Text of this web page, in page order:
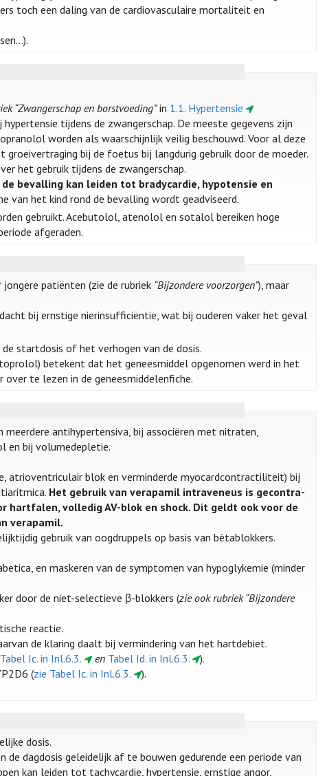
toch een daling van de cardiovasculaire mortaliteit en
“Zwangerschap en borstvoeding”in 1.1. Hypertensie
tijdens de zwangerschap. De meeste gegevens zijn
worden als waarschijnlijk veilig beschouwd. Voor al deze
bij de foetus bij langdurig gebruik door de moeder.
het gebruik tijdens de zwangerschap.
bevalling kan leiden tot bradycardie, hypotensie en
van het kind rond de bevalling wordt geadviseerd.
gebruikt. Acebutolol, atenolol en sotalol bereiken hoge
afgeraden.
patiënten (zie de rubriek “Bijzondere voorzorgen”), maar
bij ernstige nierinsufficiëntie, wat bij ouderen vaker het geval
startdosis of het verhogen van de dosis.
betekent dat het geneesmiddel opgenomen werd in het
te lezen in de geneesmiddelenfiche.
antihypertensiva, bij associëren met nitraten,
en bij volumedepletie.
atrioventriculair blok en verminderde myocardcontractiliteit) bij
Het gebruik van verapamil intraveneus is gecontra-
volledig AV-blok en shock. Dit geldt ook voor de
verapamil.
gebruik van oogdruppels op basis van bètablokkers.
en maskeren van de symptomen van hypoglykemie (minder
door de niet-selectieve β-blokkers (zie ook rubriek “Bijzondere
reactie.
de klaring daalt bij vermindering van het hartdebiet.
Ic. in Inl.6.3. en Tabel Id. in Inl.6.3.
).
(zie Tabel Ic. in Inl.6.3.
).
dosis.
dagdosis geleidelijk af te bouwen gedurende een periode van
kan leiden tot tachycardie, hypertensie, ernstige angor,